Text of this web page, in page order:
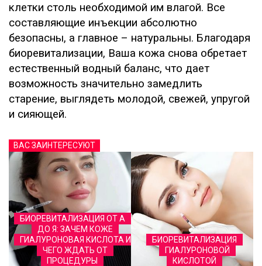
клетки столь необходимой им влагой. Все
составляющие инъекции абсолютно
безопасны, а главное – натуральны. Благодаря
биоревитализации, Ваша кожа снова обретает
естественный водный баланс, что дает
возможность значительно замедлить
старение, выглядеть молодой, свежей, упругой
и сияющей.
ВАС ЗАИНТЕРЕСУЮТ
БИОРЕВИТАЛИЗАЦИЯ ОТ А
ДО Я: ЗАЧЕМ КОЖЕ
ГИАЛУРОНОВАЯ КИСЛОТА И
ЧЕГО ЖДАТЬ ОТ
ПРОЦЕДУРЫ
БИОРЕВИТАЛИЗАЦИЯ
ГИАЛУРОНОВОЙ
КИСЛОТОЙ